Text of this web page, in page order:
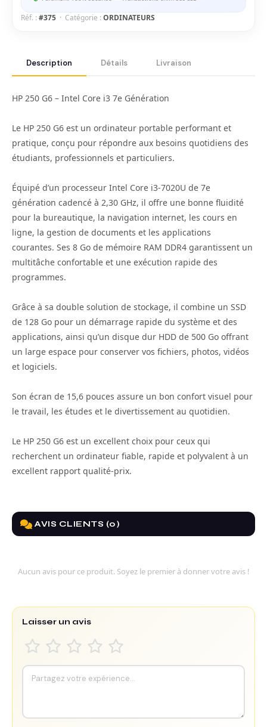
Réf. : #375 · Catégorie : ORDINATEURS
Description Détails Livraison
HP 250 G6 – Intel Core i3 7e Génération
Le HP 250 G6 est un ordinateur portable performant et
pratique, conçu pour répondre aux besoins quotidiens des
étudiants, professionnels et particuliers.
Équipé d’un processeur Intel Core i3-7020U de 7e
génération cadencé à 2,30 GHz, il offre une bonne fluidité
pour la bureautique, la navigation internet, les cours en
ligne, la gestion de documents et les applications
courantes. Ses 8 Go de mémoire RAM DDR4 garantissent un
multitâche confortable et une exécution rapide des
programmes.
Grâce à sa double solution de stockage, il combine un SSD
de 128 Go pour un démarrage rapide du système et des
applications, ainsi qu’un disque dur HDD de 500 Go offrant
un large espace pour conserver vos fichiers, photos, vidéos
et logiciels.
Son écran de 15,6 pouces assure un bon confort visuel pour
le travail, les études et le divertissement au quotidien.
Le HP 250 G6 est un excellent choix pour ceux qui
recherchent un ordinateur fiable, rapide et polyvalent à un
excellent rapport qualité-prix.
AVIS CLIENTS (0)
Aucun avis pour ce produit. Soyez le premier à donner votre avis !
Laisser un avis